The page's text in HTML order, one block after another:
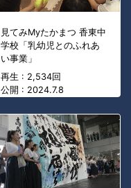
見てみMyたかまつ 香東中
学校「乳幼児とのふれあ
い事業」
再生 : 2,534回
公開 : 2024.7.8